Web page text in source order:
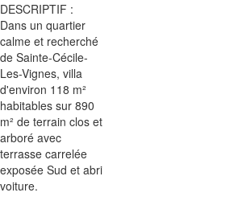
DESCRIPTIF :
Dans un quartier
calme et recherché
de Sainte-Cécile-
Les-Vignes, villa
d'environ 118 m²
habitables sur 890
m² de terrain clos et
arboré avec
terrasse carrelée
exposée Sud et abri
voiture.